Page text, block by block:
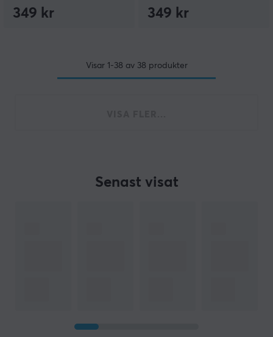
349 kr 349 kr
Visar 1-38 av 38 produkter
Senast visat